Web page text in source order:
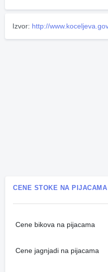
Izvor: http://
CENE STOKE NA PIJACAMA
Cene bikova na pijacama
Cene jagnjadi na pijacama